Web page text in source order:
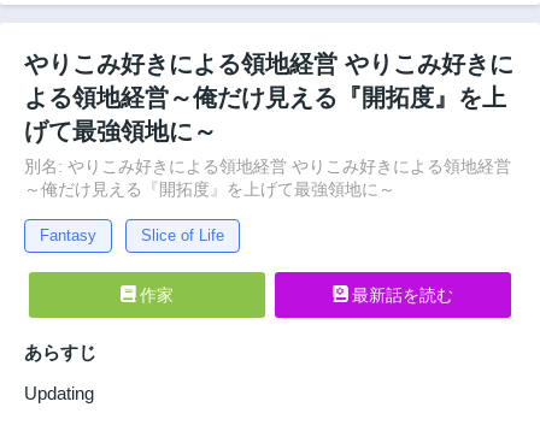
やりこみ好きによる領地経営 やりこみ好きに
よる領地経営～俺だけ見える『開拓度』を上
げて最強領地に～
別名: やりこみ好きによる領地経営 やりこみ好きによる領地経営
～俺だけ見える『開拓度』を上げて最強領地に～
Fantasy Slice of Life
作家 最新話を読む
あらすじ
Updating